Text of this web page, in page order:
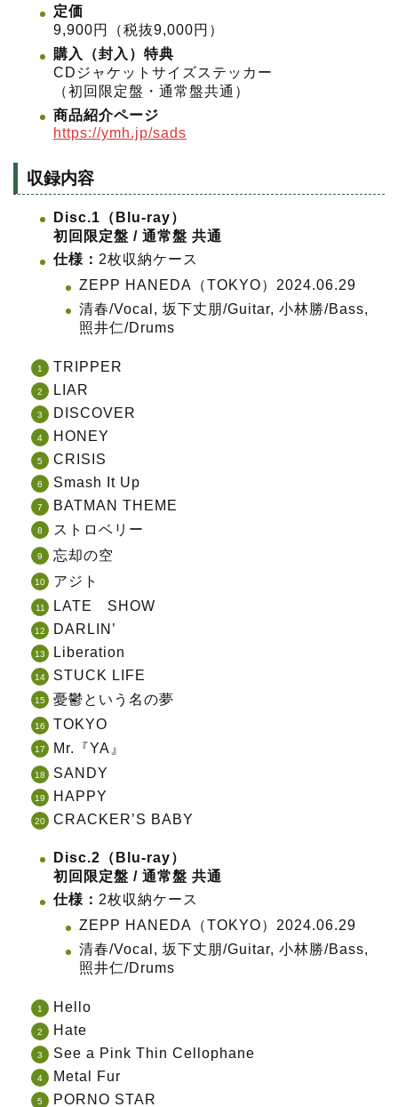
定価
9,900円（税抜9,000円）
購入（封入）特典
CDジャケットサイズステッカー
（初回限定盤・通常盤共通）
商品紹介ページ
https://ymh.jp/sads
収録内容
Disc.1（Blu-ray）
初回限定盤 / 通常盤 共通
仕様： 2枚収納ケース
ZEPP HANEDA（TOKYO）2024.06.29
清春/Vocal, 坂下丈朋/Guitar, 小林勝/Bass,
照井仁/Drums
TRIPPER
LIAR
DISCOVER
HONEY
CRISIS
Smash It Up
BATMAN THEME
ストロベリー
忘却の空
アジト
LATE SHOW
DARLIN’
Liberation
STUCK LIFE
憂鬱という名の夢
TOKYO
Mr.『YA』
SANDY
HAPPY
CRACKER’S BABY
Disc.2（Blu-ray）
初回限定盤 / 通常盤 共通
仕様： 2枚収納ケース
ZEPP HANEDA（TOKYO）2024.06.29
清春/Vocal, 坂下丈朋/Guitar, 小林勝/Bass,
照井仁/Drums
Hello
Hate
See a Pink Thin Cellophane
Metal Fur
PORNO STAR